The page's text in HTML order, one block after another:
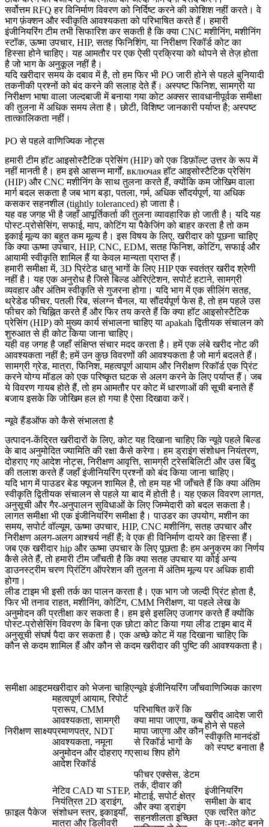
सर्वोत्तम RFQ हर विनिर्माण विवरण को निर्दिष्ट करने की कोशिश नहीं करते। वे
भाग फ़ंक्शन और स्वीकृति आवश्यकता को परिभाषित करते हैं। हमारी
इंजीनियरिंग टीम तभी सिफारिश कर सकती है कि क्या CNC मशीनिंग, मशीनिंग
स्टॉक, ऊष्मा उपचार, HIP, सतह फिनिशिंग, या निरीक्षण रिकॉर्ड कोट का
हिस्सा होने चाहिए। यह आमतौर पर एक ऐसी प्रक्रिया को थोपने से तेज़ होता
है जो भाग के अनुकूल नहीं है।
यदि खरीदार समय के दबाव में है, तो हम फिर भी PO जारी होने से पहले बुनियादी
तकनीकी प्रश्नों को बंद करने की सलाह देते हैं। अस्पष्ट फिनिश, सामग्री या
निरीक्षण भाषा वाला जल्दबाजी में बनाया गया कोट अक्सर सावधानीपूर्वक समीक्षा
की तुलना में अधिक समय लेता है। छोटी, विशिष्ट जानकारी पर्याप्त है; अस्पष्ट
तात्कालिकता नहीं।
PO से पहले वाणिज्यिक नोट्स
हमारी टीमहॉट आइसोस्टैटिक प्रेसिंग (HIP)को एक डिफ़ॉल्ट उत्तर के रूप में
नहीं मानती है। हम इसे आसन्न मार्गों, включаяहॉट आइसोस्टैटिक प्रेसिंग
(HIP) औरCNC मशीनिंगके साथ तुलना करते हैं, क्योंकि कम जोखिम वाला
मार्ग बदल सकता है जब भाग बड़ा, पतला, गर्म, अधिक सौंदर्यपूर्ण, या अधिक
कसकर सहनशील (tightly toleranced) हो जाता है।
यह वह जगह भी है जहाँ आपूर्तिकर्ता की तुलना व्यावहारिक हो जाती है। यदि यह
पोस्ट-प्रोसेसिंग, सफाई, माप, कोटिंग या पैकेजिंग को बाहर करता है तो कम
इकाई मूल्य का बहुत कम मूल्य है। इस विषय के लिए, खरीदार को पूछना चाहिए
कि क्या ऊष्मा उपचार, HIP, CNC, EDM, सतह फिनिश, कोटिंग, सफाई और
आयामी स्वीकृति शामिल हैं या केवल मान्यता प्राप्त हैं।
हमारी समीक्षा में, 3D प्रिंटेड धातु भागों के लिए HIP एक स्वतंत्र खरीद श्रेणी
नहीं है। यह एक अनुरोध है जिसे बिल्ड ओरिएंटेशन, सपोर्ट हटाने, सामग्री
व्यवहार और अंतिम स्वीकृति से गुजरना होगा। यदि भाग में एक सीलिंग सतह,
थ्रेडेड फीचर, पतली रिब, संलग्न चैनल, या सौंदर्यपूर्ण फेस है, तो हम पहले उस
फीचर को चिह्नित करते हैं और फिर तय करते हैं कि क्याहॉट आइसोस्टैटिक
प्रेसिंग (HIP)को मुख्य कार्य संभालना चाहिए या apakah द्वितीयक संचालन को
शुरुआत से ही कोट किया जाना चाहिए।
यही वह जगह है जहाँ संक्षिप्त संचार मदद करता है। हमें एक लंबे खरीद नोट की
आवश्यकता नहीं है; हमें उन कुछ विवरणों की आवश्यकता है जो मार्ग बदलते हैं।
सामग्री ग्रेड, मात्रा, फिनिश, महत्वपूर्ण आयाम और निरीक्षण रिकॉर्ड एक प्रिंट
करने योग्य मॉडल को एक परिष्कृत घटक से अलग करने के लिए पर्याप्त हैं। जब
ये विवरण गायब होते हैं, तो हम आमतौर पर कोट में धारणाओं की सूची बनाते हैं
बजाय इसके कि जोखिम हल हो गया है ऐसा दिखावा करें।
न्यूवे हैंडऑफ को कैसे संभालता है
उत्पादन-केंद्रित खरीदारों के लिए, कोट यह दिखाना चाहिए कि न्यूवे पहले बिल्ड
के बाद अनुमोदित ज्यामिति की रक्षा कैसे करेगा। हम ड्राइंग संशोधन नियंत्रण,
दोहराए गए आदेश नोट्स, निरीक्षण आवृत्ति, सामग्री ट्रेसबिलिटी और उस बिंदु
की तलाश करते हैं जहाँ इंजीनियरिंग प्रश्नों को बंद किया जाना चाहिए।
यदि भाग मेंपाउडर बेड फ्यूजनशामिल है, तो हम यह भी जाँचते हैं कि क्या अंतिम
स्वीकृति द्वितीयक संचालन से पहले या बाद में होती है। यह एकल विवरण लागत,
अनुसूची और गैर-अनुपालन सुविधाओं के लिए जिम्मेदारी को बदल सकता है।
लागत समीक्षा भी एक इंजीनियरिंग समीक्षा है। पाउडर का उपयोग, मशीन का
समय, सपोर्ट वॉल्यूम, ऊष्मा उपचार, HIP, CNC मशीनिंग, सतह उपचार और
निरीक्षण अलग-अलग आश्चर्य नहीं हैं; वे एक ही विनिर्माण दायरे का हिस्सा हैं।
जब एक खरीदार hip और ऊष्मा उपचार के लिए पूछता है: हम अनुक्रम का निर्णय
कैसे लेते हैं, तो हमारी टीम जाँचती है कि क्यासतह उपचारया कोई अन्य
डाउनस्ट्रीम चरण प्रिंटिंग ऑपरेशन की तुलना में अंतिम मूल्य पर अधिक हावी
होगा।
लीड टाइम भी इसी तर्क का पालन करता है। एक भाग जो जल्दी प्रिंट होता है,
फिर भी तनाव राहत, मशीनिंग, कोटिंग, CMM निरीक्षण, या पहले लेख के
अनुमोदन की प्रतीक्षा कर सकता है। हम इसे इसलिए उजागर करते हैं क्योंकि
पोस्ट-प्रोसेसिंग विवरण के बिना एक छोटा कोट किया गया लीड टाइम बाद में
अनुसूची संघर्ष पैदा कर सकता है। एक अच्छे कोट में यह दिखाना चाहिए कि
कौन से कदम शामिल हैं और कौन से कदम खरीदार की पुष्टि की आवश्यकता है।
समीक्षा आइटमखरीदार को भेजना चाहिएन्यूवे इंजीनियरिंग जाँचवाणिज्यिक कारण
निरीक्षण साक्ष्य
महत्वपूर्ण आयाम, रिपोर्ट
प्रारूप, CMM
आवश्यकता, सामग्री
प्रमाणपत्र, NDT
आवश्यकता, नमूना
अनुमोदन और दोहराए गए
आदेश रिकॉर्ड
परिभाषित करें कि
क्या मापा जाएगा, कब
मापा जाएगा और कौन
से रिकॉर्ड भागों के
साथ शिप होंगे
खरीद आदेश जारी
होने से पहले
स्वीकृति मानदंडों
को स्पष्ट बनाता है
फ़ाइल पैकेज
नेटिव CAD या STEP,
नियंत्रित 2D ड्राइंग,
संशोधन स्तर, इकाइयाँ,
मात्रा और डिलीवरी
फीचर एक्सेस, डेटम
तर्क, दीवार की
मोटाई, सपोर्ट क्षेत्र
और क्या ड्राइंग
सहनशीलता इच्छित
इंजीनियरिंग
समीक्षा के बाद
एक त्वरित कोट
के पुनः-कोट बनने